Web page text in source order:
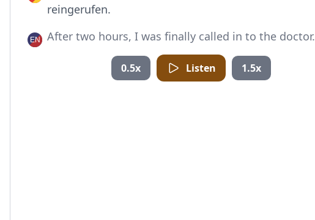
reingerufen.
After two hours, I was finally called in to the doctor.
0.5x Listen 1.5x